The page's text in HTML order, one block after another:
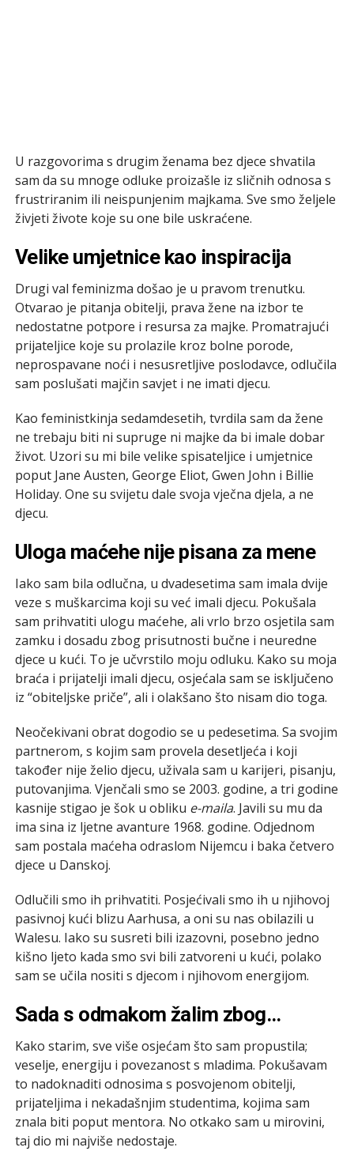
U razgovorima s drugim ženama bez djece shvatila
sam da su mnoge odluke proizašle iz sličnih odnosa s
frustriranim ili neispunjenim majkama. Sve smo željele
živjeti živote koje su one bile uskraćene.
Velike umjetnice kao inspiracija
Drugi val feminizma došao je u pravom trenutku.
Otvarao je pitanja obitelji, prava žene na izbor te
nedostatne potpore i resursa za majke. Promatrajući
prijateljice koje su prolazile kroz bolne porode,
neprospavane noći i nesusretljive poslodavce, odlučila
sam poslušati majčin savjet i ne imati djecu.
Kao feministkinja sedamdesetih, tvrdila sam da žene
ne trebaju biti ni supruge ni majke da bi imale dobar
život. Uzori su mi bile velike spisateljice i umjetnice
poput Jane Austen, George Eliot, Gwen John i Billie
Holiday. One su svijetu dale svoja vječna djela, a ne
djecu.
Uloga maćehe nije pisana za mene
Iako sam bila odlučna, u dvadesetima sam imala dvije
veze s muškarcima koji su već imali djecu. Pokušala
sam prihvatiti ulogu maćehe, ali vrlo brzo osjetila sam
zamku i dosadu zbog prisutnosti bučne i neuredne
djece u kući. To je učvrstilo moju odluku. Kako su moja
braća i prijatelji imali djecu, osjećala sam se isključeno
iz “obiteljske priče”, ali i olakšano što nisam dio toga.
Neočekivani obrat dogodio se u pedesetima. Sa svojim
partnerom, s kojim sam provela desetljeća i koji
također nije želio djecu, uživala sam u karijeri, pisanju,
putovanjima. Vjenčali smo se 2003. godine, a tri godine
kasnije stigao je šok u obliku e-maila. Javili su mu da
ima sina iz ljetne avanture 1968. godine. Odjednom
sam postala maćeha odraslom Nijemcu i baka četvero
djece u Danskoj.
Odlučili smo ih prihvatiti. Posjećivali smo ih u njihovoj
pasivnoj kući blizu Aarhusa, a oni su nas obilazili u
Walesu. Iako su susreti bili izazovni, posebno jedno
kišno ljeto kada smo svi bili zatvoreni u kući, polako
sam se učila nositi s djecom i njihovom energijom.
Sada s odmakom žalim zbog…
Kako starim, sve više osjećam što sam propustila;
veselje, energiju i povezanost s mladima. Pokušavam
to nadoknaditi odnosima s posvojenom obitelji,
prijateljima i nekadašnjim studentima, kojima sam
znala biti poput mentora. No otkako sam u mirovini,
taj dio mi najviše nedostaje.